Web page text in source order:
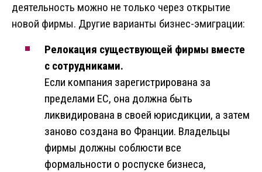
деятельность можно не только через открытие
новой фирмы. Другие варианты бизнес-эмиграции:
Релокация существующей фирмы вместе
с сотрудниками.
Если компания зарегистрирована за
пределами ЕС, она должна быть
ликвидирована в своей юрисдикции, а затем
заново создана во Франции. Владельцы
фирмы должны соблюсти все
формальности о роспуске бизнеса,